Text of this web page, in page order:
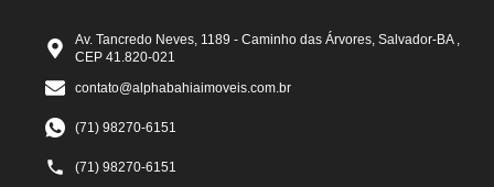
Av. Tancredo Neves, 1189 - Caminho das Árvores, Salvador-BA ,
CEP 41.820-021
contato@alphabahiaimoveis.com.br
(71) 98270-6151
(71) 98270-6151